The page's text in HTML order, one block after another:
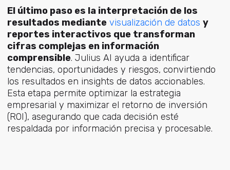
El último paso es la interpretación de los
resultados mediante visualización de datos y
reportes interactivos que transforman
cifras complejas en información
comprensible. Julius AI ayuda a identificar
tendencias, oportunidades y riesgos, convirtiendo
los resultados en insights de datos accionables.
Esta etapa permite optimizar la estrategia
empresarial y maximizar el retorno de inversión
(ROI), asegurando que cada decisión esté
respaldada por información precisa y procesable.